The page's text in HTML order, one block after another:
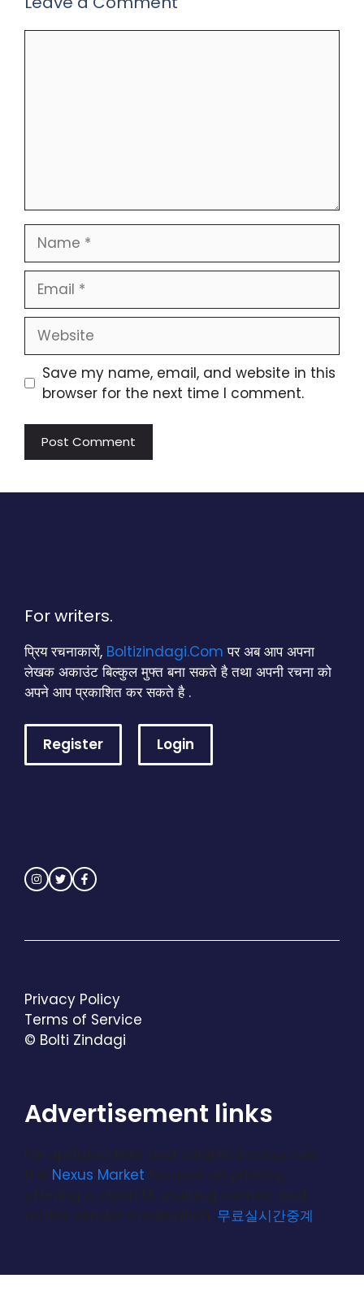
Name
Email
Website
Save my name, email, and website in this
browser for the next time I comment.
For writers.
प्रिय रचनाकारों, Boltizindagi.Com पर अब आप अपना
लेखक अकाउंट बिल्कुल मुफ्त बना सकते है तथा अपनी रचना को
अपने आप प्रकाशित कर सकते है .
Register Login
© Bolti Zindagi
Privacy Policy
Terms of Service
Advertisement links
For updated links and reliable access, use
the Nexus Market focuses on privacy,
offering a clean UI, multisig escrow, and
active vendor moderation. 무료실시간중계